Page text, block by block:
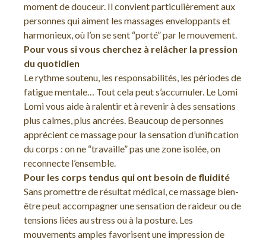
moment de douceur. Il convient particulièrement aux
personnes qui aiment les massages enveloppants et
harmonieux, où l’on se sent “porté” par le mouvement.
Pour vous si vous cherchez à relâcher la pression
du quotidien
Le rythme soutenu, les responsabilités, les périodes de
fatigue mentale… Tout cela peut s’accumuler. Le Lomi
Lomi vous aide à ralentir et à revenir à des sensations
plus calmes, plus ancrées. Beaucoup de personnes
apprécient ce massage pour la sensation d’unification
du corps : on ne “travaille” pas une zone isolée, on
reconnecte l’ensemble.
Pour les corps tendus qui ont besoin de fluidité
Sans promettre de résultat médical, ce massage bien-
être peut accompagner une sensation de raideur ou de
tensions liées au stress ou à la posture. Les
mouvements amples favorisent une impression de